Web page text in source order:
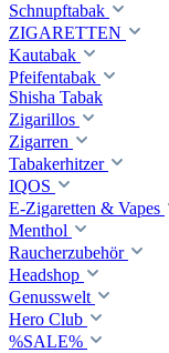
Schnupftabak
ZIGARETTEN
Kautabak
Pfeifentabak
Shisha Tabak
Zigarillos
Zigarren
Tabakerhitzer
IQOS
E-Zigaretten & Vapes
Menthol
Raucherzubehör
Headshop
Genusswelt
Hero Club
%SALE%